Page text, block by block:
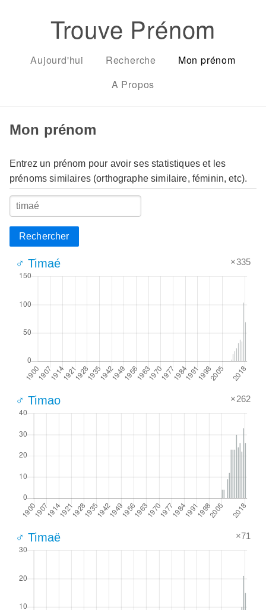
Trouve Prénom
Aujourd'hui Recherche
Mon prénom
A Propos
Mon prénom
Entrez un prénom pour avoir ses statistiques et les
prénoms similaires (orthographe similaire, féminin, etc).
Rechercher
♂ Timaé ×335
♂ Timao ×262
♂ Timaë ×71